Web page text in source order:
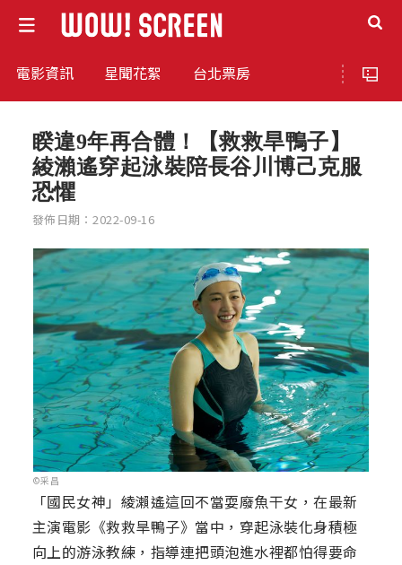
電影資訊 星聞花絮 台北票房
睽違9年再合體！【救救旱鴨子】
綾瀨遙穿起泳裝陪長谷川博己克服
恐懼
發佈日期：2022-09-16
©采昌
「國民女神」綾瀨遙這回不當耍廢魚干女，在最新
主演電影《救救旱鴨子》當中，穿起泳裝化身積極
向上的游泳教練，指導連把頭泡進水裡都怕得要命